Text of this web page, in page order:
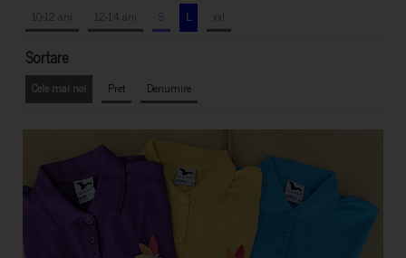
10-12 ani
12-14 ani S L xxl
Sortare
Cele mai noi Pret Denumire